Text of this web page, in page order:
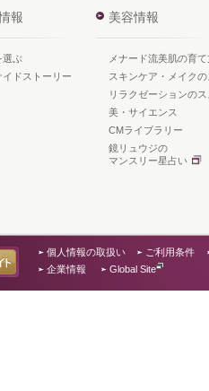
報
選ぶ
イドストーリー
美容情報
メナード流美肌の育て
スキンケア・メイク
リラクゼーションの
美・サイエンス
CMライブラリー
鏡リュウジの
マンスリー星占い
個人情報の取扱い
ご利用条件
企業情報
Global Site